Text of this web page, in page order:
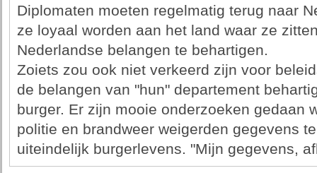
Diplomaten moeten regelmatig terug naar
ze loyaal worden aan het land waar ze
Nederlandse belangen te behartigen.
Zoiets zou ook niet verkeerd zijn voor
de belangen van "hun" departement
burger. Er zijn mooie onderzoeken gedaan
politie en brandweer weigerden gegevens
uiteindelijk burgerlevens. "Mijn gegevens,